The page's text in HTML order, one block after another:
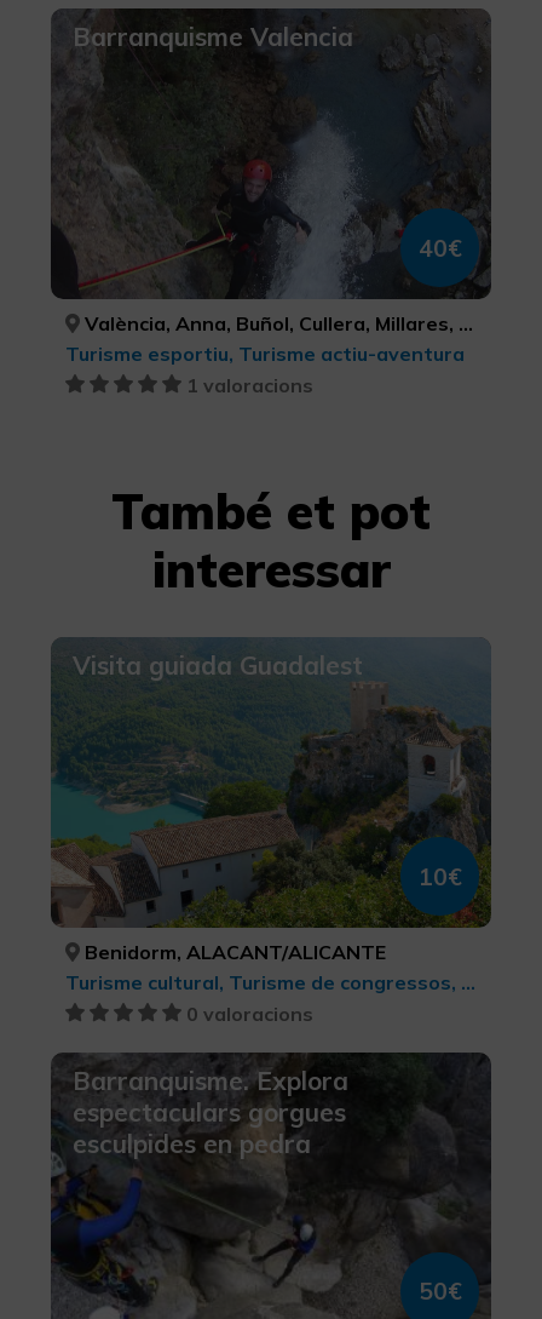
Barranquisme Valencia
40€
València, Anna, Buñol, Cullera, Millares, Tavernes de la Valldigna, VALÈNCIA, VALÈNCIA, VALÈNCIA, VALÈNCIA, VALÈNCIA, VALÈNCIA
Turisme esportiu, Turisme actiu-aventura
1 valoracions
També et pot
interessar
Visita guiada Guadalest
10€
Benidorm, ALACANT/ALICANTE
Turisme cultural, Turisme de congressos, Turisme cultural, Turisme d'oci i diversió, Turisme esportiu
0 valoracions
Barranquisme. Explora
espectaculars gorgues
esculpides en pedra
50€